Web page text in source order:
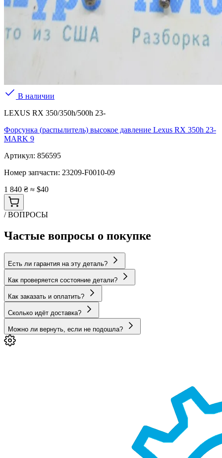
В наличии
LEXUS RX 350/350h/500h 23-
Форсунка (распылитель) высокое давление Lexus RX 350h 23-
MARK 9
Артикул: 856595
Номер запчасти: 23209-F0010-09
1 840 ₴ ≈ $40
/ ВОПРОСЫ
Частые вопросы о покупке
Есть ли гарантия на эту деталь?
Как проверяется состояние детали?
Как заказать и оплатить?
Сколько идёт доставка?
Можно ли вернуть, если не подошла?